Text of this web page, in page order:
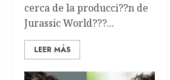
cerca de la producci??n de
Jurassic World???...
LEER MÁS